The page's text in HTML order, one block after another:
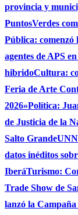
provincia y
PuntosVerdes
Pública:
agentes de APS
hibridoCultura:
Feria de Arte
2026»Política:
de Justicia de la
Salto Grande
datos inéditos
IberáTurismo:
Trade Show de
lanzó la